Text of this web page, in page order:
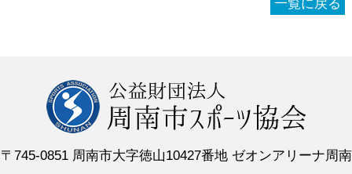
一覧に戻る
〒745-0851 周南市大字徳山10427番地 ゼオンアリーナ周南